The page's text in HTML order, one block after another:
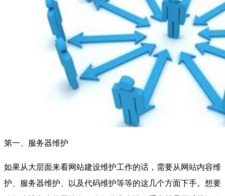
第一、服务器维护
如果从大层面来看网站建设维护工作的话，需要从网站内容维
护、服务器维护、以及代码维护等等的这几个方面下手。想要